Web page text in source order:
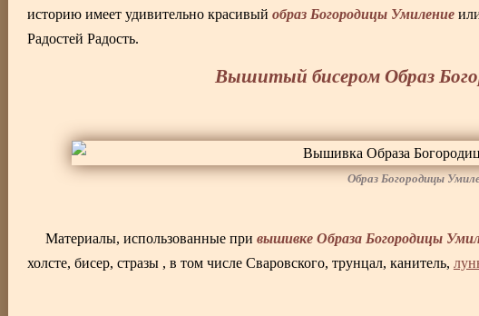
историю имеет удивительно красивый образ Богородицы Умиление
Радостей Радость.
Вышитый бисером Образ
Образ Богородицы
Материалы, использованные при вышивке Образа Богородицы
холсте, бисер, стразы , в том числе Сваровского, трунцал, канитель,